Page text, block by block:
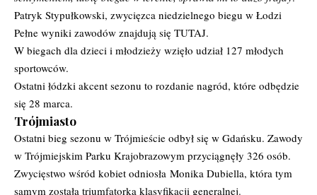
Patryk Stypułkowski, zwycięzca niedzielnego biegu w Łodzi
Pełne wyniki zawodów znajdują się TUTAJ.
W biegach dla dzieci i młodzieży wzięło udział 127 młodych
sportowców.
Ostatni łódzki akcent sezonu to rozdanie nagród, które odbędzie
się 28 marca.
Trójmiasto
Ostatni bieg sezonu w Trójmieście odbył się w Gdańsku. Zawody
w Trójmiejskim Parku Krajobrazowym przyciągnęły 326 osób.
Zwycięstwo wśród kobiet odniosła Monika Dubiella, która tym
samym została triumfatorką klasyfikacji generalnej.